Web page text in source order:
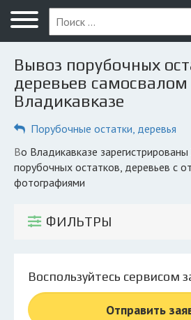
Меню
Главная
Вопрос юристу
Владикавказ
ПОЛЬЗОВАТЕЛЯМ
Компании
Экоблог
Личный кабинет
Вывоз порубочных
деревьев самосвалом
Владикавказе
Порубочные остатки, деревья
во Владикавказе зарегистрированы 3 компании по вывозу
порубочных остатков, деревьев с
фотографиями
ФИЛЬТРЫ
Воспользуйтесь сервисом
Отправить